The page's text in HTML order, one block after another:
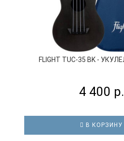
FLIGHT TUC-35 BK -
4 400 р.
В КОРЗИНУ